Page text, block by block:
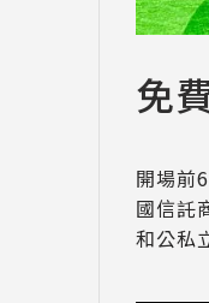
免
開場前
國信託
和公私